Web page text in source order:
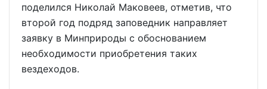
поделился Николай Маковеев, отметив, что
второй год подряд заповедник направляет
заявку в Минприроды с обоснованием
необходимости приобретения таких
вездеходов.